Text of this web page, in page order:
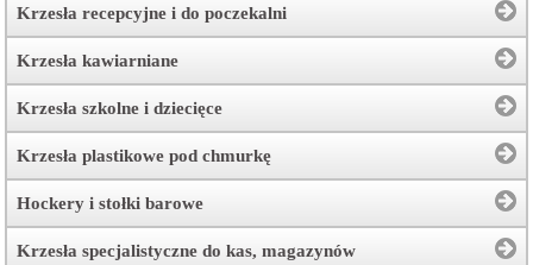
Krzesła recepcyjne i do poczekalni
Krzesła kawiarniane
Krzesła szkolne i dziecięce
Krzesła plastikowe pod chmurkę
Hockery i stołki barowe
Krzesła specjalistyczne do kas, magazynów